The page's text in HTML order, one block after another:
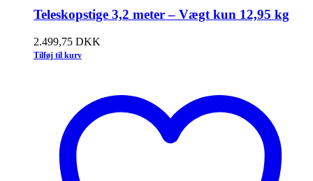
Teleskopstige 3,2 meter – Vægt kun 12,95 kg
2.499,75 DKK
Tilføj til kurv